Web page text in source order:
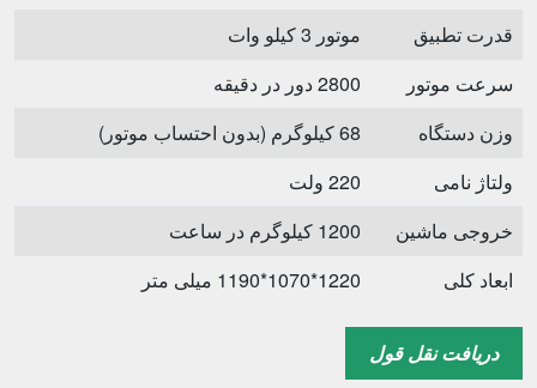
قدرت تطبیق
موتور 3 کیلو وات
سرعت موتور
2800 دور در دقیقه
وزن دستگاه
68 کیلوگرم (بدون احتساب موتور)
ولتاژ نامی
220 ولت
خروجی ماشین
1200 کیلوگرم در ساعت
ابعاد کلی
1220*1070*1190 میلی متر
دریافت نقل قول